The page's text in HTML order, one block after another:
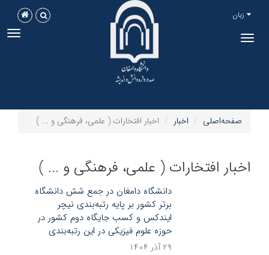
Toggle
زبان
صفحه‌اصلی اخبار اخبار افتخارات ( علمی، فرهنگی و ... )
اخبار افتخارات ( علمی، فرهنگی و ... )
دانشگاه دامغان در جمع شش دانشگاه
برتر کشور بر پایه رتبه‌بندی نیچر
ایندکس و کسب جایگاه دوم کشور در
حوزه علوم فیزیکی در این رتبه‌بندی
۲۹ آذر ۱۴۰۴